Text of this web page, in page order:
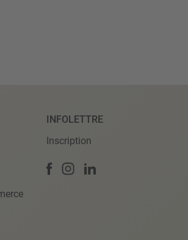
INFOLETTRE
Inscription